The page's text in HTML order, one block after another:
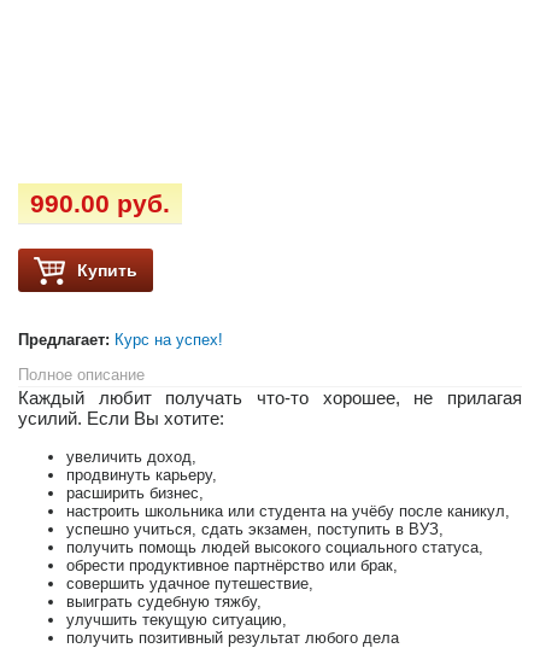
990.00 руб.
Купить
Предлагает: Курс на успех!
Полное описание
Каждый любит получать что-то хорошее, не прилагая
усилий. Если Вы хотите:
увеличить доход,
продвинуть карьеру,
расширить бизнес,
настроить школьника или студента на учёбу после каникул,
успешно учиться, сдать экзамен, поступить в ВУЗ,
получить помощь людей высокого социального статуса,
обрести продуктивное партнёрство или брак,
совершить удачное путешествие,
выиграть судебную тяжбу,
улучшить текущую ситуацию,
получить позитивный результат любого дела